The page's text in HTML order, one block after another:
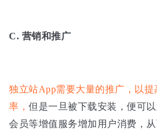
C. 营销和推广
独立站App需要大量的推广，以提
率， 但是一旦被下载安装，便可
会员等增值服务增加用户消费，从